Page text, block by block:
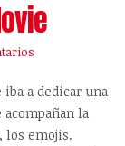
a dedicar una
la
los emojis.